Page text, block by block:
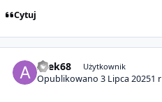
Cytuj
Arek68 Użytkownik
Opublikowano3 Lipca 20251 r